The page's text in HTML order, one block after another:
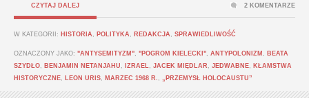
CZYTAJ DALEJ
W KATEGORII: HISTORIA POLITYKA REDAKCJA SPRAWIEDLIWOŚĆ
OZNACZONY JAKO: "ANTYSEMITYZM" "POGROM KIELECKI" ANTYPOLONIZM
BEATA
SZYDŁO
BENJAMIN NETANJAHU IZRAEL JACEK MIĘDLAR JEDWABNE
KŁAMSTWA
HISTORYCZNE
LEON URIS MARZEC 1968 R. „PRZEMYSŁ HOLOCAUSTU”
2 KOMENTARZE